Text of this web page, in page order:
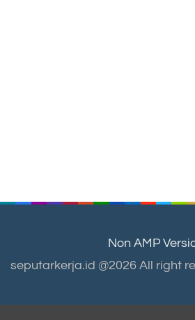
Non AMP
seputarkerja.id @2026 All right